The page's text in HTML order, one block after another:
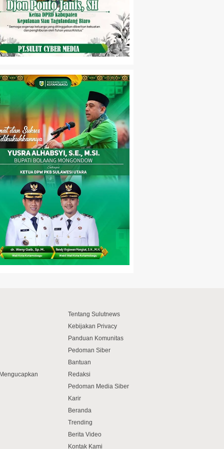
Tentang Sulutnews
Kebijakan Privacy
Panduan Komunitas
Pedoman Siber
Bantuan
Redaksi
Pedoman Media Siber
Karir
Beranda
Trending
Berita Video
Kontak Kami